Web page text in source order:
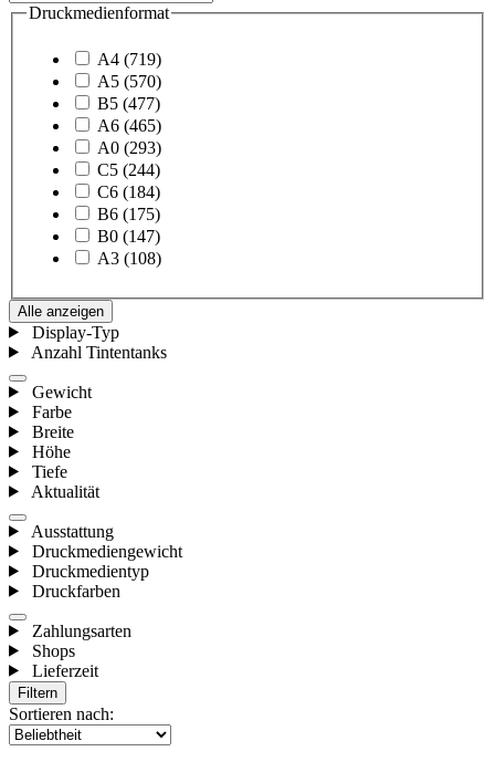
Druckmedienformat
A4 (719)
A5 (570)
B5 (477)
A6 (465)
A0 (293)
C5 (244)
C6 (184)
B6 (175)
B0 (147)
A3 (108)
Alle anzeigen
Display-Typ
Anzahl Tintentanks
Gewicht
Farbe
Breite
Höhe
Tiefe
Aktualität
Ausstattung
Druckmediengewicht
Druckmedientyp
Druckfarben
Zahlungsarten
Shops
Lieferzeit
Filtern
Sortieren nach: